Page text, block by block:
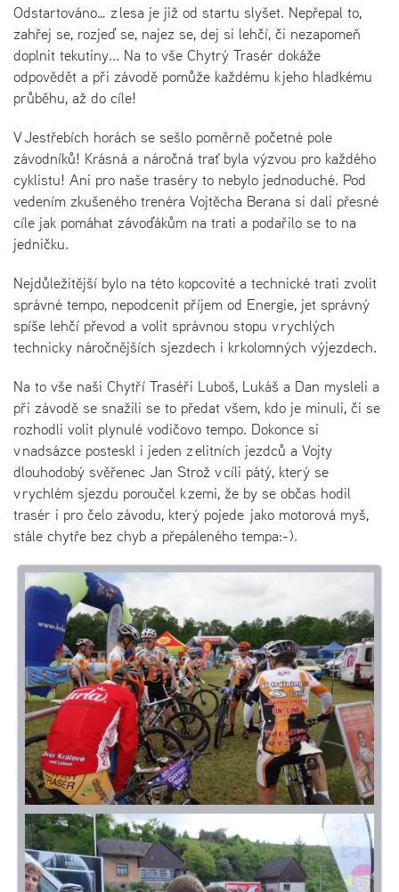
Odstartováno… z lesa je již od startu slyšet. Nepřepal to,
zahřej se, rozjeď se, najez se, dej si lehčí, či nezapomeň
doplnit tekutiny... Na to vše Chytrý Trasér dokáže
odpovědět a při závodě pomůže každému k jeho hladkému
průběhu, až do cíle!
V Jestřebích horách se sešlo poměrně početné pole
závodníků! Krásná a náročná trať byla výzvou pro každého
cyklistu! Ani pro naše traséry to nebylo jednoduché. Pod
vedením zkušeného trenéra Vojtěcha Berana si dali přesné
cíle jak pomáhat závoďákům na trati a podařilo se to na
jedničku.
Nejdůležitější bylo na této kopcovité a technické trati zvolit
správné tempo, nepodcenit příjem od Energie, jet správný
spíše lehčí převod a volit správnou stopu v rychlých
technicky náročnějších sjezdech i krkolomných výjezdech.
Na to vše naši Chytří Traséři Luboš, Lukáš a Dan mysleli a
při závodě se snažili se to předat všem, kdo je minuli, či se
rozhodli volit plynulé vodičovo tempo. Dokonce si
v nadsázce posteskl i jeden z elitních jezdců a Vojty
dlouhodobý svěřenec Jan Strož v cíli pátý, který se
v rychlém sjezdu poroučel k zemi, že by se občas hodil
trasér i pro čelo závodu, který pojede jako motorová myš,
stále chytře bez chyb a přepáleného tempa:-).